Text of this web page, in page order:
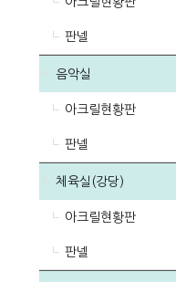
판넬
음악실
아크릴현황판
판넬
체육실(강당)
아크릴현황판
판넬